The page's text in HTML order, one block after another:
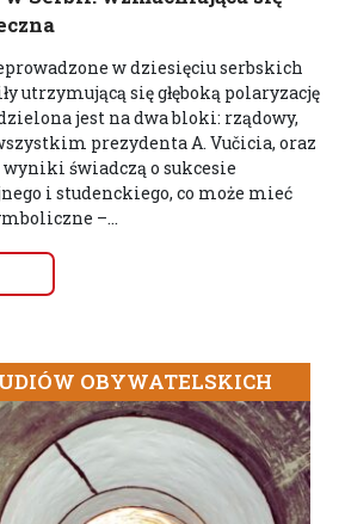
w dziesięciu serbskich
utrzymującą się głęboką polaryzację
jest na dwa bloki: rządowy,
prezydenta A. Vučicia, oraz
wyniki świadczą o sukcesie
i studenckiego, co może mieć
–...
OBYWATELSKICH